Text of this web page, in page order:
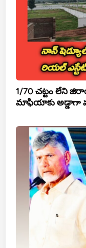
1/70 చట్టం లేని
మాఫియాకు అడ్డాగా